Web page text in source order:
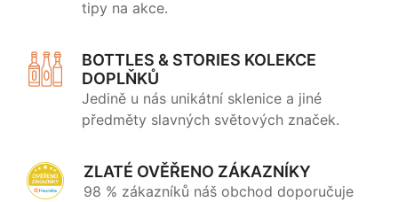
tipy na akce.
BOTTLES & STORIES KOLEKCE
DOPLŇKŮ
Jedině u nás unikátní sklenice a jiné
předměty slavných světových značek.
ZLATÉ OVĚŘENO ZÁKAZNÍKY
98 % zákazníků náš obchod doporučuje